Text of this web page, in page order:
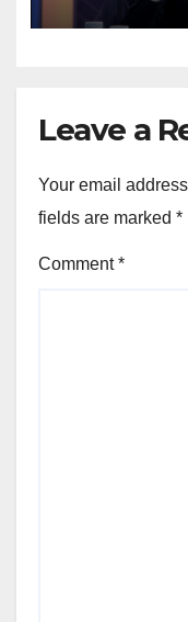
Leave a
Your email
fields are marked *
Comment*